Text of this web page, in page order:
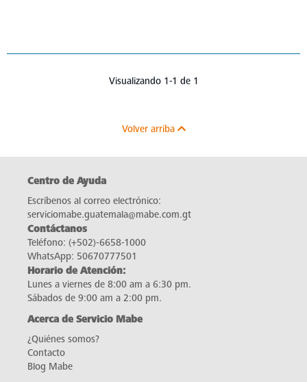
Visualizando 1-1 de 1
Volver arriba
Centro de Ayuda
Escríbenos al correo electrónico:
serviciomabe.guatemala@mabe.com.gt
Contáctanos
Teléfono: (+502)-6658-1000
WhatsApp: 50670777501
Horario de Atención:
Lunes a viernes de 8:00 am a 6:30 pm.
Sábados de 9:00 am a 2:00 pm.
Acerca de Servicio Mabe
¿Quiénes somos?
Contacto
Blog Mabe